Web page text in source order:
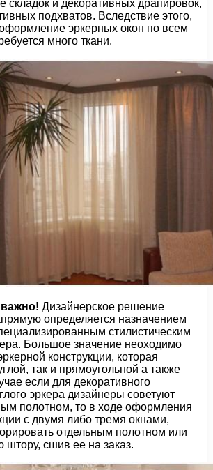
складок и декоративных драпировок,
подхватов. Вследствие этого,
эркерных окон по всем
много ткани.
Дизайнерское решение
определяется назначением
стилистическим
Большое значение неоходимо
конструкции, которая
так и прямоугольной а также
если для декоративного
эркера дизайнеры советуют
полотном, то в ходе оформления
с двумя либо тремя окнами,
отдельным полотном или
штору, сшив ее на заказ.